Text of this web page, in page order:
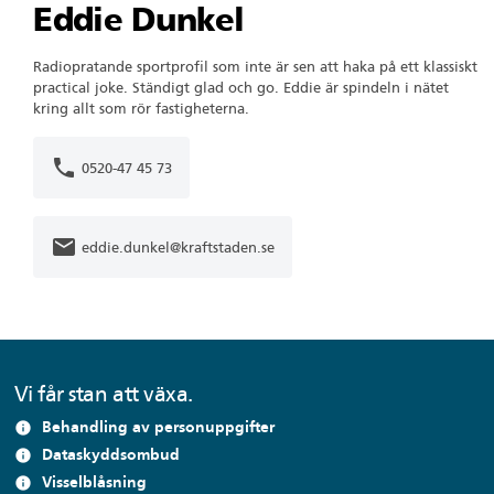
Eddie Dunkel
Radiopratande sportprofil som inte är sen att haka på ett klassiskt
practical joke. Ständigt glad och go. Eddie är spindeln i nätet
kring allt som rör fastigheterna.
phone 0520-47 45 73
mail eddie.dunkel@kraftstaden.se
Vi får stan att växa.
info Behandling av personuppgifter
info Dataskyddsombud
info Visselblåsning